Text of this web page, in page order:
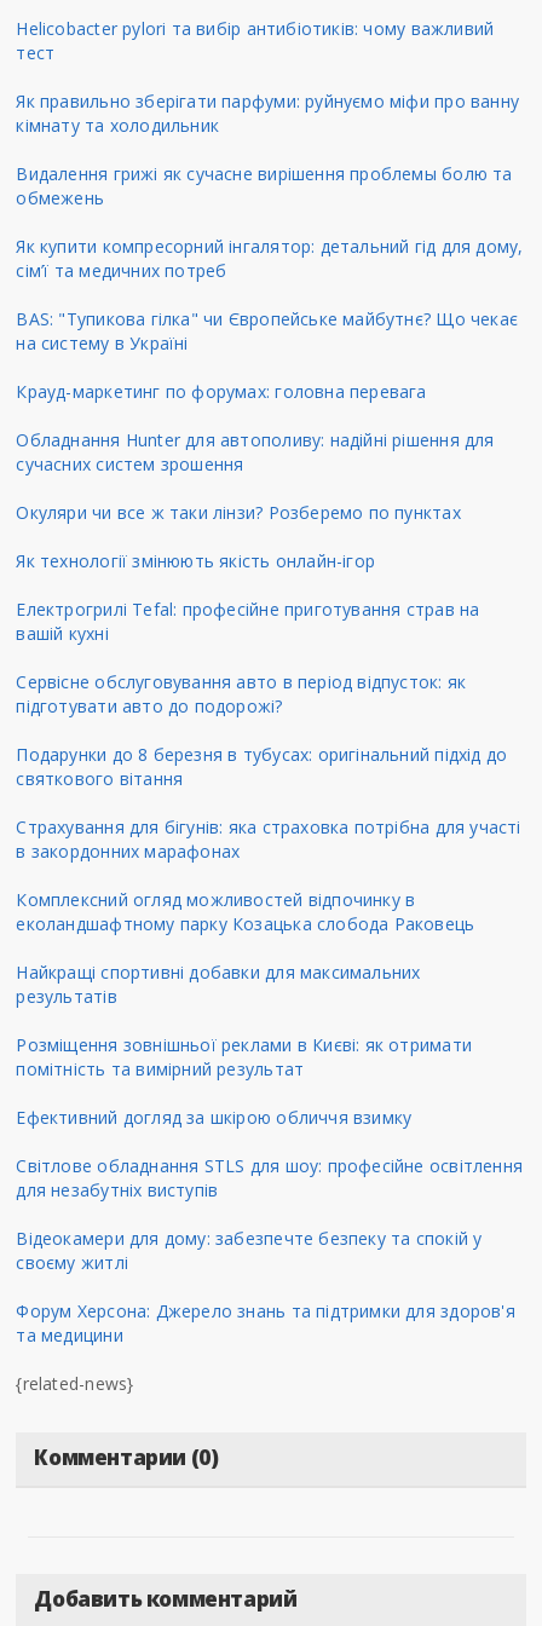
Helicobacter pylori та вибір антибіотиків: чому важливий
тест
Як правильно зберігати парфуми: руйнуємо міфи про ванну
кімнату та холодильник
Видалення грижі як сучасне вирішення проблемы болю та
обмежень
Як купити компресорний інгалятор: детальний гід для дому,
сім’ї та медичних потреб
BAS: "Тупикова гілка" чи Європейське майбутнє? Що чекає
на систему в Україні
Крауд-маркетинг по форумах: головна перевага
Обладнання Hunter для автополиву: надійні рішення для
сучасних систем зрошення
Окуляри чи все ж таки лінзи? Розберемо по пунктах
Як технології змінюють якість онлайн-ігор
Електрогрилі Tefal: професійне приготування страв на
вашій кухні
Сервісне обслуговування авто в період відпусток: як
підготувати авто до подорожі?
Подарунки до 8 березня в тубусах: оригінальний підхід до
святкового вітання
Страхування для бігунів: яка страховка потрібна для участі
в закордонних марафонах
Комплексний огляд можливостей відпочинку в
еколандшафтному парку Козацька слобода Раковець
Найкращі спортивні добавки для максимальних
результатів
Розміщення зовнішньої реклами в Києві: як отримати
помітність та вимірний результат
Ефективний догляд за шкірою обличчя взимку
Світлове обладнання STLS для шоу: професійне освітлення
для незабутніх виступів
Відеокамери для дому: забезпечте безпеку та спокій у
своєму житлі
Форум Херсона: Джерело знань та підтримки для здоров'я
та медицини
{related-news}
Комментарии (0)
Добавить комментарий